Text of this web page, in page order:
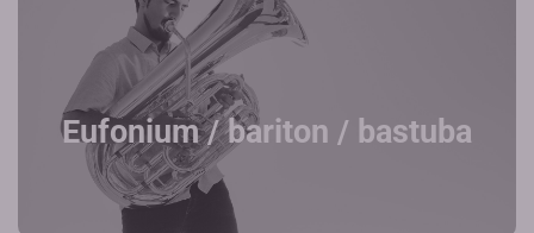
Eufonium / bariton / bastuba